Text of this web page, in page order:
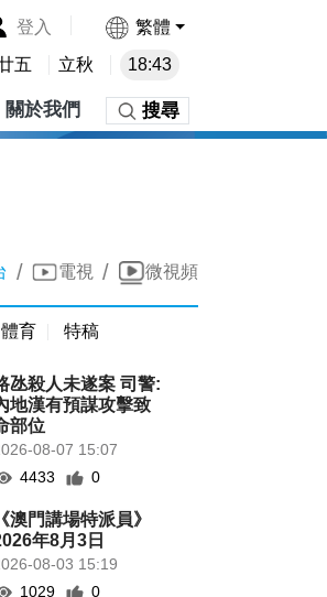
登入 繁體
五 立秋 18:43
關於我們 搜尋
/ 電視 / 微視頻
體育 特稿
氹殺人未遂案 司警:
地漢有預謀攻擊致
部位
08-07 15:07
4433
0
《澳門講場特派員》
年8月3日
08-03 15:19
1029
0